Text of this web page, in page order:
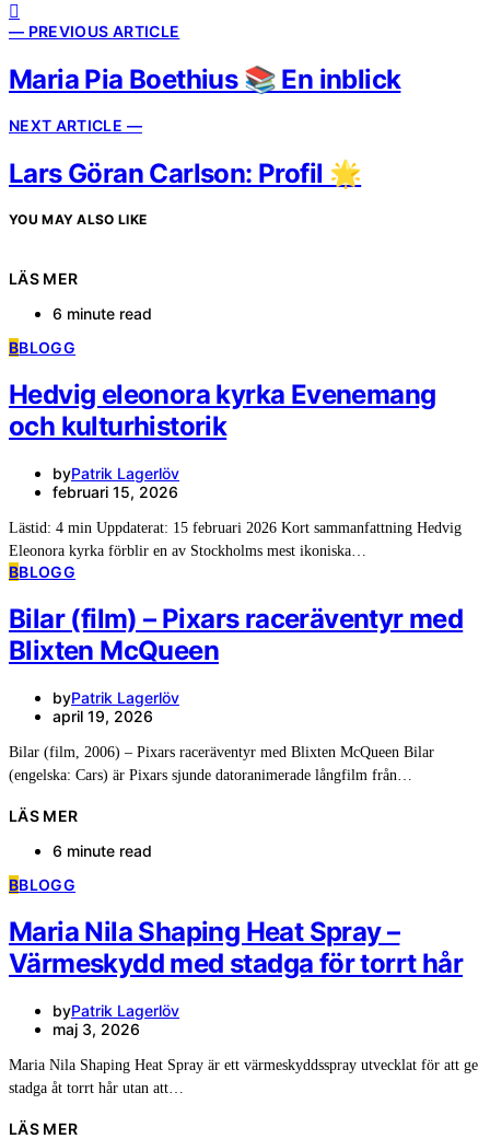
— PREVIOUS ARTICLE
Maria Pia Boethius 📚 En inblick
NEXT ARTICLE —
Lars Göran Carlson: Profil 🌟
YOU MAY ALSO LIKE
LÄS MER
6 minute read
BBLOGG
Hedvig eleonora kyrka Evenemang
och kulturhistorik
byPatrik Lagerlöv
februari 15, 2026
Lästid: 4 min Uppdaterat: 15 februari 2026 Kort sammanfattning Hedvig
Eleonora kyrka förblir en av Stockholms mest ikoniska…
BBLOGG
Bilar (film) – Pixars raceräventyr med
Blixten McQueen
byPatrik Lagerlöv
april 19, 2026
Bilar (film, 2006) – Pixars raceräventyr med Blixten McQueen Bilar
(engelska: Cars) är Pixars sjunde datoranimerade långfilm från…
LÄS MER
6 minute read
BBLOGG
Maria Nila Shaping Heat Spray –
Värmeskydd med stadga för torrt hår
byPatrik Lagerlöv
maj 3, 2026
Maria Nila Shaping Heat Spray är ett värmeskyddsspray utvecklat för att ge
stadga åt torrt hår utan att…
LÄS MER